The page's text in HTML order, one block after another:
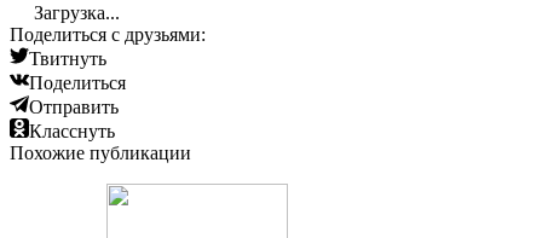
Загрузка...
Поделиться с друзьями:
Твитнуть
Поделиться
Отправить
Класснуть
Похожие публикации